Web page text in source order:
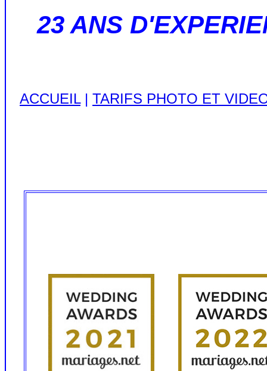
23 ANS
ACCUEIL| TARIFS PHOTO ET